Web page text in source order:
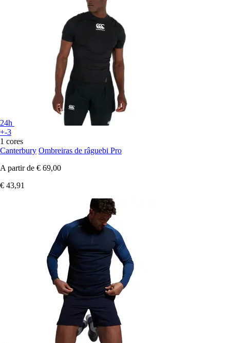
24h
+-3
1 cores
Canterbury Ombreiras de râguebi Pro
A partir de € 69,00
€ 43,91